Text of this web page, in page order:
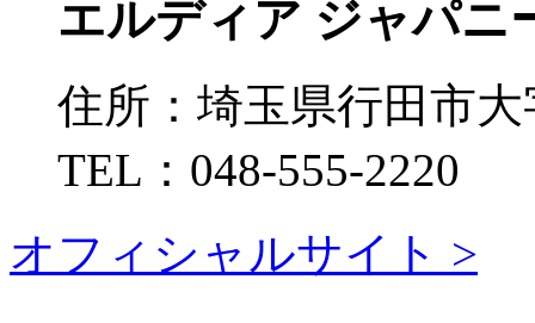
エルディア ジャパニ
住所： 埼玉県行田市大
TEL： 048-555-2220
オフィシャルサイト >